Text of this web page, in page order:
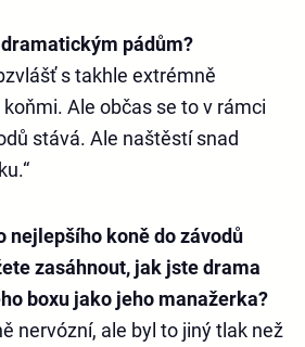
pádům?
s takhle extrémně
Ale občas se to v rámci
stává. Ale naštěstí snad
nejlepšího koně do závodů
zasáhnout, jak jste drama
boxu jako jeho manažerka?
nervózní, ale byl to jiný tlak než